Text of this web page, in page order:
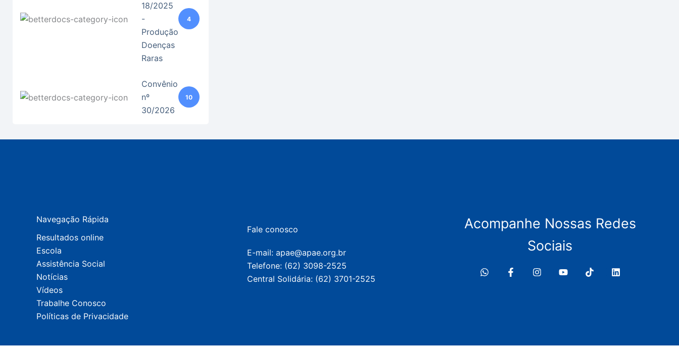
18/2025
-
Produção
Doenças
Raras
4
Convênio
nº
30/2026
10
Navegação Rápida
Resultados online
Escola
Assistência Social
Notícias
Vídeos
Trabalhe Conosco
Políticas de Privacidade
Fale conosco
E-mail: apae@apae.org.br
Telefone: (62) 3098-2525
Central Solidária: (62) 3701-2525
Acompanhe Nossas Redes
Sociais